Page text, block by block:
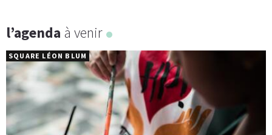
l’agenda à venir
SQUARE LÉON BLUM